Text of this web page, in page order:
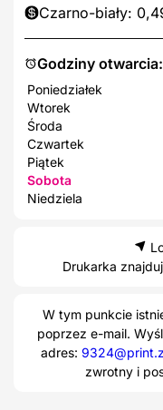
Godziny otwarcia:
Poniedziałek
Wtorek
Środa
Czwartek
Piątek
Sobota
Niedziela
Czarno-biały:
Drukarka
W tym punkcie
poprzez e-mail.
adres:
zwrotny i